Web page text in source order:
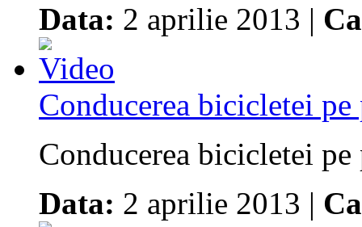
Data: 2 aprilie 2013 |
Conducerea bicicletei
Conducerea bicicletei pe
Data: 2 aprilie 2013 |